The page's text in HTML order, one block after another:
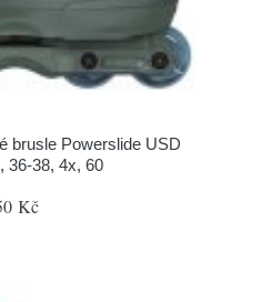
brusle Powerslide USD
36-38, 4x, 60
Kč